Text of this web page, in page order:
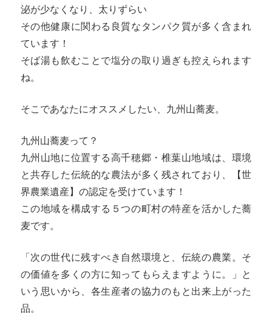
泌が少なくなり、太りずらい
その他健康に関わる良質なタンパク質が多く含まれ
ています！
そば湯も飲むことで塩分の取り過ぎも控えられます
ね。
そこであなたにオススメしたい、九州山蕎麦。
九州山蕎麦って？
九州山地に位置する高千穂郷・椎葉山地域は、環境
と共存した伝統的な農法が多く残されており、【世
界農業遺産】の認定を受けています！
この地域を構成する５つの町村の特産を活かした蕎
麦です。
「次の世代に残すべき自然環境と、伝統の農業。そ
の価値を多くの方に知ってもらえますように。」と
いう思いから、各生産者の協力のもと出来上がった
品。